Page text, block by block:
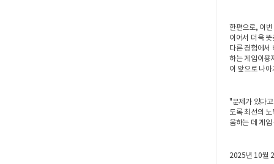
한편으로, 이
이어서 더욱
다른 경험에서
하는 게임이용
이 앞으로 나
"문제가 있다
도록 최선의
움하는 데 게
2025년 10월